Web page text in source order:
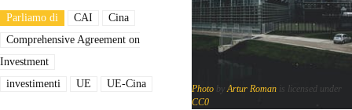
Parliamo di CAI
Cina
Comprehensive Agreement on
Investment
investimenti
UE UE-Cina Photo byArtur Roman is licensed under
CC0